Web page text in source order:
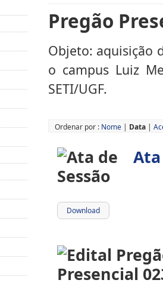
Pregão
Objeto: aquisição
o campus Luiz
SETI/UGF.
Ordenar por : Nome | Data |
Ata
Download